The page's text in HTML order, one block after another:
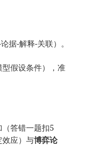
据-解释-关联）。
型假设条件），准
（答错一题扣5
效应）与​​博弈论​​